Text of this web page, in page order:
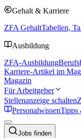
Gehalt & Karriere
ZFA GehaltTabellen,
Ausbildung
ZFA-Ausbildung
Karriere-Artikel im
Magazin
Für Arbeitgeber
Stellenanzeige schalten
PersonalwissenTipps
Jobs finden